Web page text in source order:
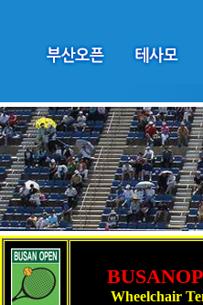
Wheelchair